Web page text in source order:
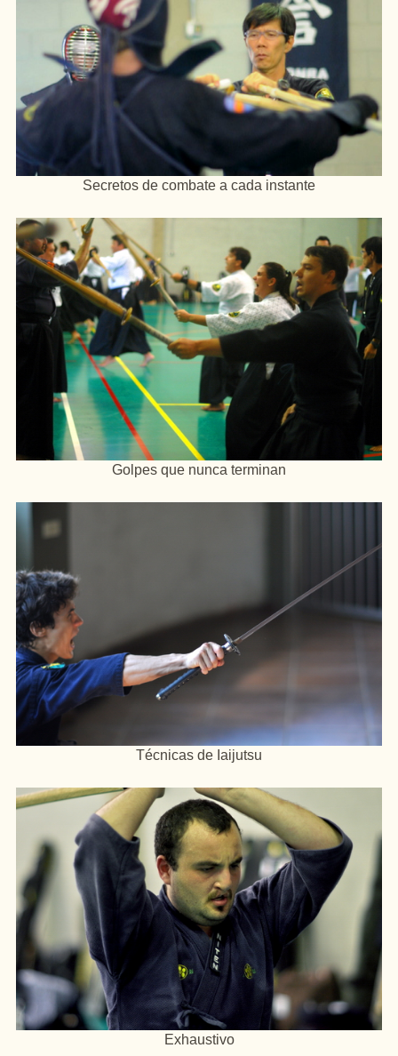
Secretos de combate a cada instante
Golpes que nunca terminan
Técnicas de Iaijutsu
Exhaustivo